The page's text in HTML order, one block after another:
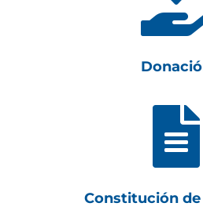

Constitución